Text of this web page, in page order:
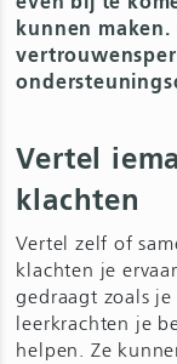
even bij te
kunnen maken.
Vertel
klachten
Vertel zelf of
klachten je
gedraagt zoals
leerkrachten je
helpen. Ze